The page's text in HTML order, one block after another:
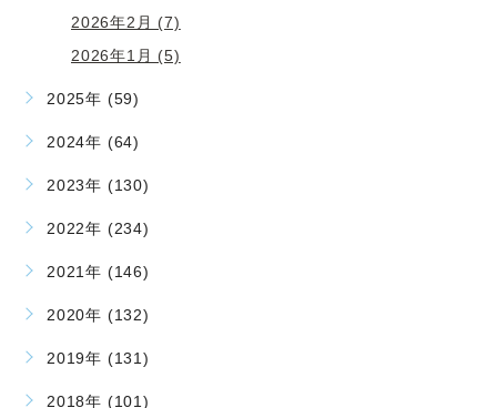
2026年2月 (7)
2026年1月 (5)
2025年 (59)
2024年 (64)
2023年 (130)
2022年 (234)
2021年 (146)
2020年 (132)
2019年 (131)
2018年 (101)